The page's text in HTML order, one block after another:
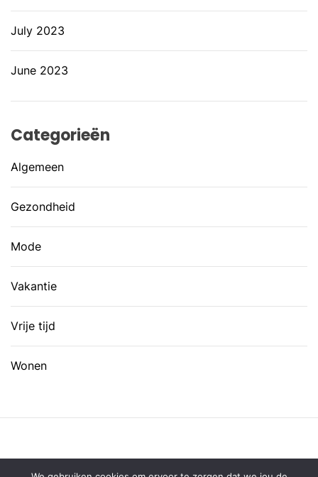
July 2023
June 2023
Categorieën
Algemeen
Gezondheid
Mode
Vakantie
Vrije tijd
Wonen